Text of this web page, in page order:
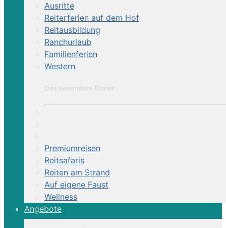
Ausritte
Reiterferien auf dem Hof
Reitausbildung
Ranchurlaub
Familienferien
Western
Premiumreisen
Reitsafaris
Reiten am Strand
Auf eigene Faust
Wellness
Angebote